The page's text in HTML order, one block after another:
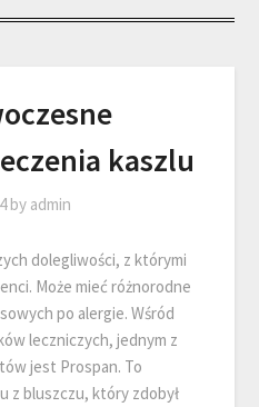
kaszlu
by admin
dolegliwości, z którymi
Może mieć różnorodne
po alergie. Wśród
leczniczych, jednym z
jest Prospan. To
z bluszczu, który zdobył